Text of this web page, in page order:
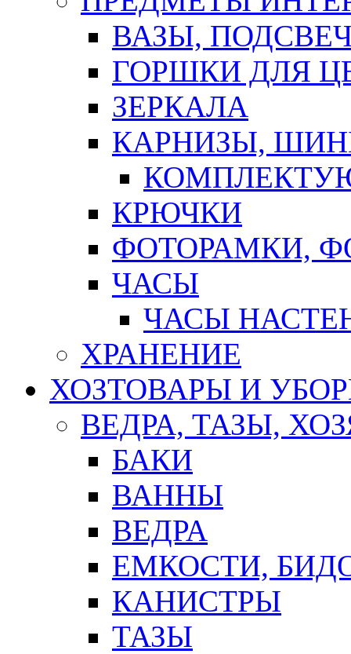
ВАЗЫ,
ГОРШКИ ДЛЯ
ЗЕРКАЛА
КАРНИЗЫ,
КРЮЧКИ
ФОТОРАМКИ,
ЧАСЫ
ЧАСЫ
ХРАНЕНИЕ
ХОЗТОВАРЫ И
ВЕДРА, ТАЗЫ,
БАКИ
ВАННЫ
ВЕДРА
ЕМКОСТИ,
КАНИСТРЫ
ТАЗЫ